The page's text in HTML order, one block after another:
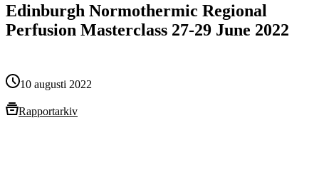
Edinburgh Normothermic Regional
Perfusion Masterclass 27-29 June 2022
10 augusti 2022
Rapportarkiv